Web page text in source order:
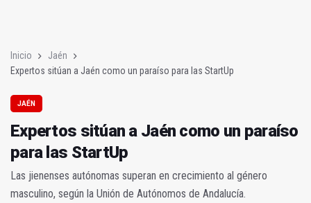
Inicio
Jaén
Expertos sitúan a Jaén como un paraíso para las StartUp
JAÉN
Expertos sitúan a Jaén como un paraíso
para las StartUp
Las jienenses autónomas superan en crecimiento al género
masculino, según la Unión de Autónomos de Andalucía.